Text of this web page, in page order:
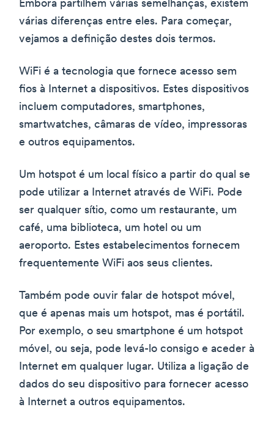
Embora partilhem várias semelhanças, existem
várias diferenças entre eles. Para começar,
vejamos a definição destes dois termos.
WiFi é a tecnologia que fornece acesso sem
fios à Internet a dispositivos. Estes dispositivos
incluem computadores, smartphones,
smartwatches, câmaras de vídeo, impressoras
e outros equipamentos.
Um hotspot é um local físico a partir do qual se
pode utilizar a Internet através de WiFi. Pode
ser qualquer sítio, como um restaurante, um
café, uma biblioteca, um hotel ou um
aeroporto. Estes estabelecimentos fornecem
frequentemente WiFi aos seus clientes.
Também pode ouvir falar de hotspot móvel,
que é apenas mais um hotspot, mas é portátil.
Por exemplo, o seu smartphone é um hotspot
móvel, ou seja, pode levá-lo consigo e aceder à
Internet em qualquer lugar. Utiliza a ligação de
dados do seu dispositivo para fornecer acesso
à Internet a outros equipamentos.